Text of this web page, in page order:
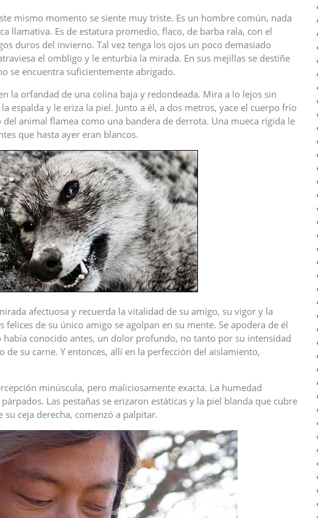
mismo momento se siente muy triste. Es un hombre común, nada
llamativa. Es de estatura promedio, flaco, de barba rala, con el
duros del invierno. Tal vez tenga los ojos un poco demasiado
el ombligo y le enturbia la mirada. En sus mejillas se destiñe
se encuentra suficientemente abrigado.
la orfandad de una colina baja y redondeada. Mira a lo lejos sin
espalda y le eriza la piel. Junto a él, a dos metros, yace el cuerpo frío
animal flamea como una bandera de derrota. Una mueca rígida le
que hasta ayer eran blancos.
afectuosa y recuerda la vitalidad de su amigo, su vigor y la
de su único amigo se agolpan en su mente. Se apodera de él
conocido antes, un dolor profundo, no tanto por su intensidad
su carne. Y entonces, allí en la perfección del aislamiento,
minúscula, pero maliciosamente exacta. La humedad
Las pestañas se erizaron estáticas y la piel blanda que cubre
ceja derecha, comenzó a palpitar.